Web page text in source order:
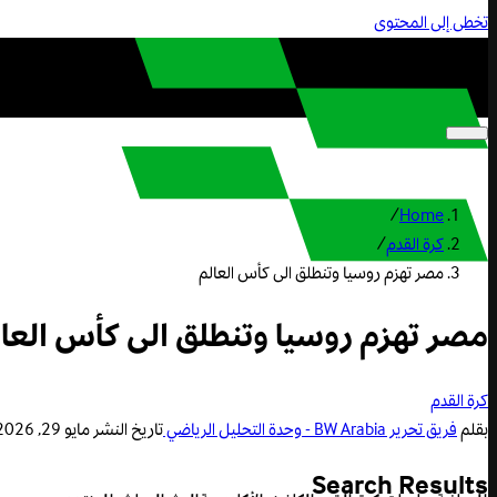
تخطى إلى المحتوى
Home
/
كرة القدم/
مصر تهزم روسيا وتنطلق الى كأس العالم
مصر تهزم روسيا وتنطلق الى كأس
كرة القدم
بقلمفريق تحرير BW Arabia - وحدة التحليل الرياضي تاريخ النشرمايو 29, 2026 1:03 م
Search Results